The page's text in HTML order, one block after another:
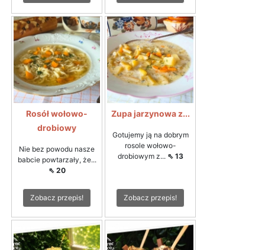
Rosół wołowo-
drobiowy
Nie bez powodu nasze
babcie powtarzały, że...
⇖ 20
Zobacz przepis!
Zupa jarzynowa z...
Gotujemy ją na dobrym
rosole wołowo-
drobiowym z... ⇖ 13
Zobacz przepis!